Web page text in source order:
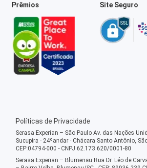
Prêmios Site Seguro
Políticas de Privacidade
Serasa Experian – São Paulo Av. das Nações
Sucupira - 24ºandar - Chácara Santo Antônio,
CEP:04794-000 - CNPJ 62.173.620/0001-80
Serasa Experian – Blumenau Rua Dr. Léo de